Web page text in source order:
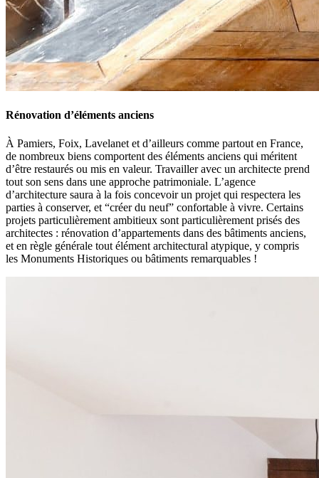
Rénovation d’éléments anciens
À Pamiers, Foix, Lavelanet et d’ailleurs comme partout en France,
de nombreux biens comportent des éléments anciens qui méritent
d’être restaurés ou mis en valeur. Travailler avec un architecte prend
tout son sens dans une approche patrimoniale. L’agence
d’architecture saura à la fois concevoir un projet qui respectera les
parties à conserver, et “créer du neuf” confortable à vivre. Certains
projets particulièrement ambitieux sont particulièrement prisés des
architectes : rénovation d’appartements dans des bâtiments anciens,
et en règle générale tout élément architectural atypique, y compris
les Monuments Historiques ou bâtiments remarquables !